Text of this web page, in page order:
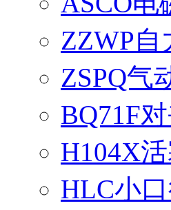
ZZWP
ZSPQ气
BQ71F
H104X
HLC小